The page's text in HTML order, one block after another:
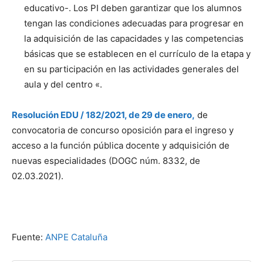
educativo-. Los PI deben garantizar que los alumnos
tengan las condiciones adecuadas para progresar en
la adquisición de las capacidades y las competencias
básicas que se establecen en el currículo de la etapa y
en su participación en las actividades generales del
aula y del centro «.
Resolución EDU / 182/2021, de 29 de enero, de
convocatoria de concurso oposición para el ingreso y
acceso a la función pública docente y adquisición de
nuevas especialidades (DOGC núm. 8332, de
02.03.2021).
Fuente: ANPE Cataluña